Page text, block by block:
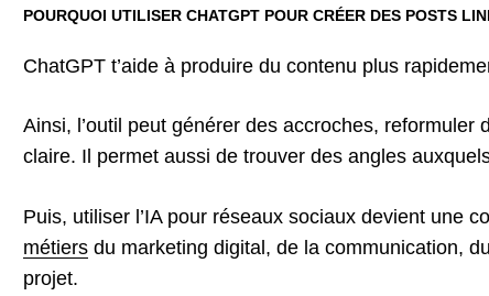
POURQUOI UTILISER CHATGPT POUR CRÉER DES POSTS
ChatGPT t’aide à produire du contenu plus
Ainsi, l’outil peut générer des accroches, reformuler
claire. Il permet aussi de trouver des angles
Puis, utiliser l’IA pour réseaux sociaux devient une
métiers du marketing digital, de la communication,
projet.